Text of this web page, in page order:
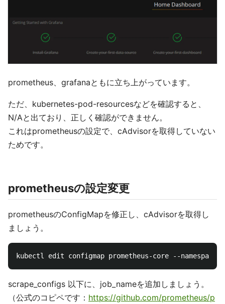
prometheus、grafanaともに立ち上がっています。
ただ、kubernetes-pod-resourcesなどを確認すると、
N/Aと出ており、正しく確認ができません。
これはprometheusの設定で、cAdvisorを取得していない
ためです。
prometheusの設定変更
prometheusのConfigMapを修正し、cAdvisorを取得し
ましょう。
scrape_configs 以下に、job_nameを追加しましょう。
（公式のコピペです： https://github.com/prometheus/p